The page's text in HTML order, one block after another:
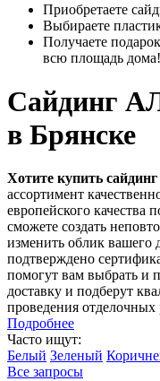
Приобретаете
Выбираете
Получаете
всю площадь дома!
Сайдинг
в Брянске
Хотите купить
ассортимент
европейского
сможете создать
изменить облик вашего
подтверждено
помогут вам выбрать и
доставку и подберут
проведения отделочных
Подробнее
Часто ищут:
Белый Зеленый
Все запросы